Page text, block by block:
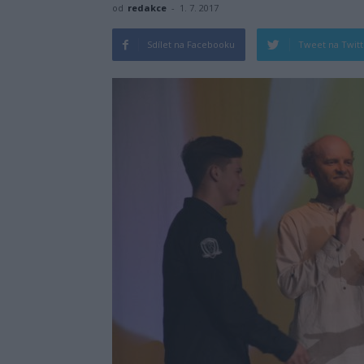
od redakce - 1. 7. 2017
Sdílet na Facebooku Tweet na